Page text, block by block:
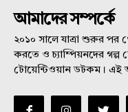
আমাদের সম্পর্কে
২০১০ সালে যাত্রা শুরুর পর
করতে ও চ্যাম্পিয়নদের
টোয়েন্টিওয়ান ডটকম। এই